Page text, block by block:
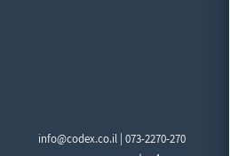
info@codex.co.il |073-2270-270